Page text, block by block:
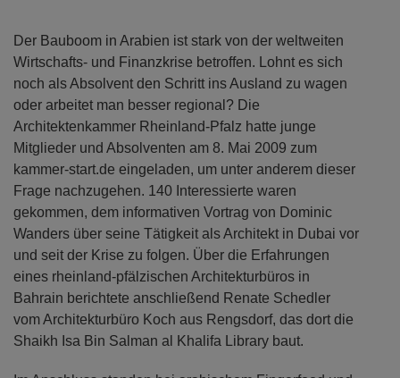
Der Bauboom in Arabien ist stark von der weltweiten
Wirtschafts- und Finanzkrise betroffen. Lohnt es sich
noch als Absolvent den Schritt ins Ausland zu wagen
oder arbeitet man besser regional? Die
Architektenkammer Rheinland-Pfalz hatte junge
Mitglieder und Absolventen am 8. Mai 2009 zum
kammer-start.de eingeladen, um unter anderem dieser
Frage nachzugehen. 140 Interessierte waren
gekommen, dem informativen Vortrag von Dominic
Wanders über seine Tätigkeit als Architekt in Dubai vor
und seit der Krise zu folgen. Über die Erfahrungen
eines rheinland-pfälzischen Architekturbüros in
Bahrain berichtete anschließend Renate Schedler
vom Architekturbüro Koch aus Rengsdorf, das dort die
Shaikh Isa Bin Salman al Khalifa Library baut.